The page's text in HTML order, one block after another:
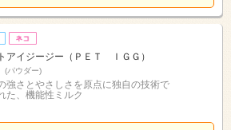
アイジージー（ＰＥＴ ＩＧＧ）
パウダー)
強さとやさしさを原点に独自の技術で
た、機能性ミルク